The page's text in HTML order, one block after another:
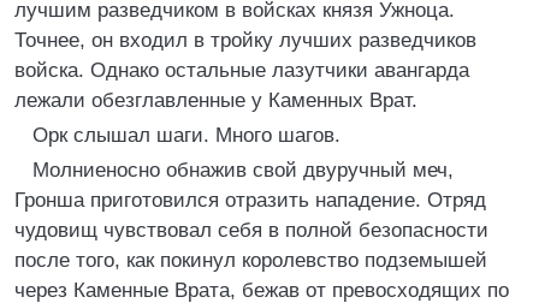
лучшим разведчиком в войсках князя Ужноца.
Точнее, он входил в тройку лучших разведчиков
войска. Однако остальные лазутчики авангарда
лежали обезглавленные у Каменных Врат.
Орк слышал шаги. Много шагов.
Молниеносно обнажив свой двуручный меч,
Гронша приготовился отразить нападение. Отряд
чудовищ чувствовал себя в полной безопасности
после того, как покинул королевство подземышей
через Каменные Врата, бежав от превосходящих по